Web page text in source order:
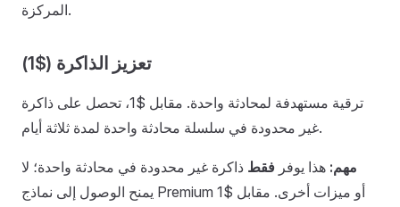
المركزة.
تعزيز الذاكرة ($1)
ترقية مستهدفة لمحادثة واحدة. مقابل $1، تحصل على ذاكرة
غير محدودة في سلسلة محادثة واحدة لمدة ثلاثة أيام.
مهم: هذا يوفر فقط ذاكرة غير محدودة في محادثة واحدة؛ لا
يمنح الوصول إلى نماذج Premium أو ميزات أخرى. مقابل $1